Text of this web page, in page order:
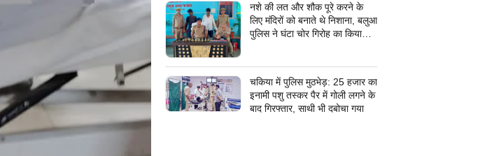
नशे की लत और शौक पूरे करने के
लिए मंदिरों को बनाते थे निशाना, बलुआ
पुलिस ने घंटा चोर गिरोह का किया
चकिया में पुलिस मुठभेड़: 25 हजार का
इनामी पशु तस्कर पैर में गोली लगने के
बाद गिरफ्तार, साथी भी दबोचा गया